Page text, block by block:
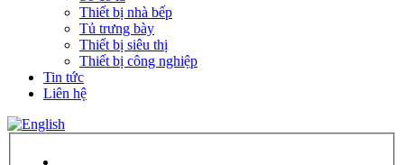
Thiết bị nhà bếp
Tủ trưng bày
Thiết bị siêu thị
Thiết bị công nghiệp
Tin tức
Liên hệ